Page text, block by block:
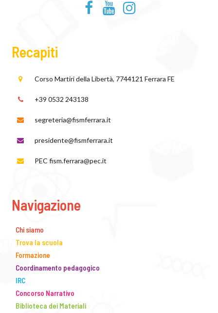
Recapiti
Corso Martiri della Libertà, 7744121 Ferrara FE
+39 0532 243138
segreteria@fismferrara.it
presidente@fismferrara.it
PEC fism.ferrara@pec.it
Navigazione
Chi siamo
Trova la scuola
Formazione
Coordinamento pedagogico
IRC
Concorso Narrativo
Biblioteca dei Materiali